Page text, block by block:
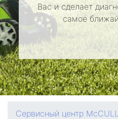
Вас и сделает
самое
Сервисный центр